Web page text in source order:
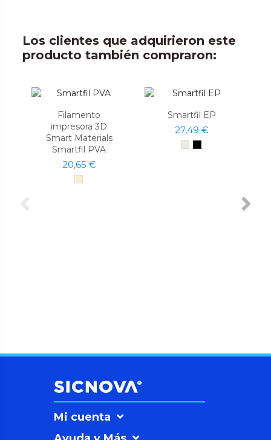
Los clientes que adquirieron este
producto también compraron:
Filamento
impresora 3D
Smart Materials
Smartfil PVA
20,65 €
Smartfil EP
27,49 €
Mi cuenta